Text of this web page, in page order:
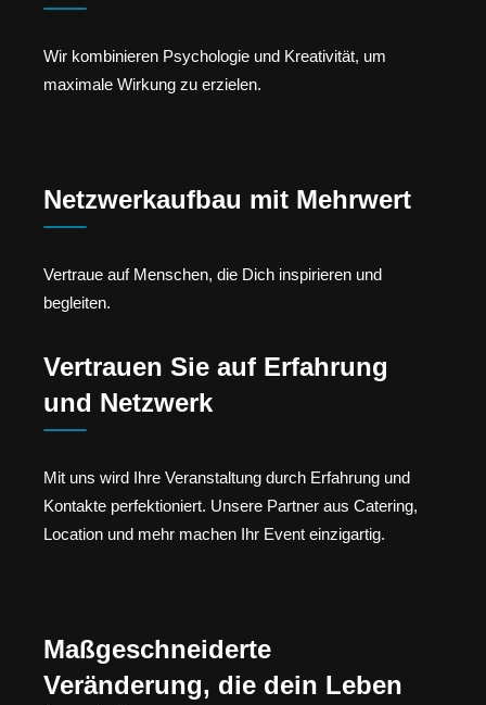
Wir kombinieren Psychologie und Kreativität, um
maximale Wirkung zu erzielen.
Netzwerkaufbau mit Mehrwert
Vertraue auf Menschen, die Dich inspirieren und
begleiten.
Vertrauen Sie auf Erfahrung
und Netzwerk
Mit uns wird Ihre Veranstaltung durch Erfahrung und
Kontakte perfektioniert. Unsere Partner aus Catering,
Location und mehr machen Ihr Event einzigartig.
Maßgeschneiderte
Veränderung, die dein Leben